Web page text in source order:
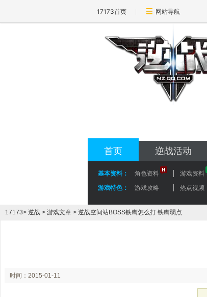
17173首页 网站导航
首页 逆战活动
基本资料： 角色资料 游戏资料
游戏特色：
游戏攻略 热点视频
17173> 逆战 > 游戏文章 > 逆战空间站BOSS铁鹰怎么打 铁鹰弱点
时间：2015-01-11